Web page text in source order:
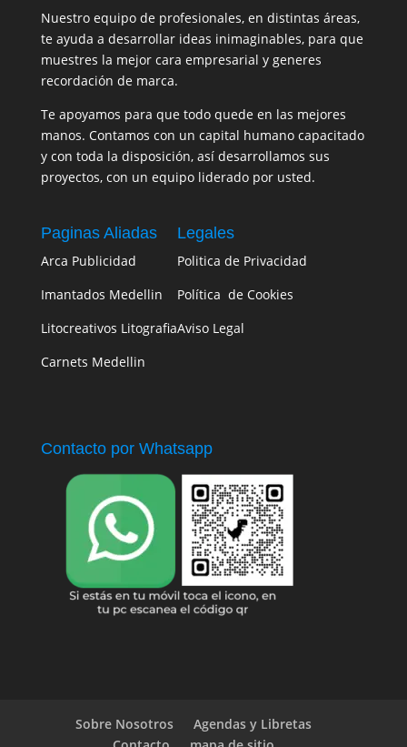
Nuestro equipo de profesionales, en distintas áreas,
te ayuda a desarrollar ideas inimaginables, para que
muestres la mejor cara empresarial y generes
recordación de marca.
Te apoyamos para que todo quede en las mejores
manos. Contamos con un capital humano capacitado
y con toda la disposición, así desarrollamos sus
proyectos, con un equipo liderado por usted.
Paginas Aliadas
Arca Publicidad
Imantados Medellin
Litocreativos Litografia
Carnets Medellin
Legales
Politica de Privacidad
Política de Cookies
Aviso Legal
Contacto por Whatsapp
Sobre Nosotros
Agendas y Libretas